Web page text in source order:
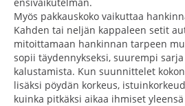
Myös pakkauskoko vaikuttaa
Kahden tai neljän kappaleen setit
mitoittamaan hankinnan tarpeen
sopii täydennykseksi, suurempi
kalustamista. Kun suunnittelet
lisäksi pöydän korkeus,
kuinka pitkäksi aikaa ihmiset